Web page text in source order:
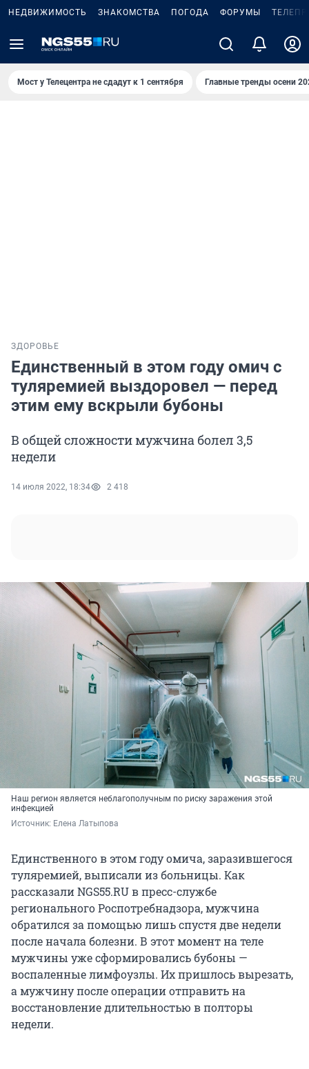
НЕДВИЖИМОСТЬ ЗНАКОМСТВА ПОГОДА ФОРУМЫ
Мост у Телецентра не сдадут к 1 сентября Главные тренды осени
ЗДОРОВЬЕ
Единственный в этом году омич с
туляремией выздоровел — перед
этим ему вскрыли бубоны
В общей сложности мужчина болел 3,5
недели
14 июля 2022, 18:34 2 418
Наш регион является неблагополучным по риску заражения этой
инфекцией
Источник: Елена Латыпова
Единственного в этом году омича, заразившегося
туляремией, выписали из больницы. Как
рассказали NGS55.RU в пресс-службе
регионального Роспотребнадзора, мужчина
обратился за помощью лишь спустя две недели
после начала болезни. В этот момент на теле
мужчины уже сформировались бубоны —
воспаленные лимфоузлы. Их пришлось вырезать,
а мужчину после операции отправить на
восстановление длительностью в полторы
недели.